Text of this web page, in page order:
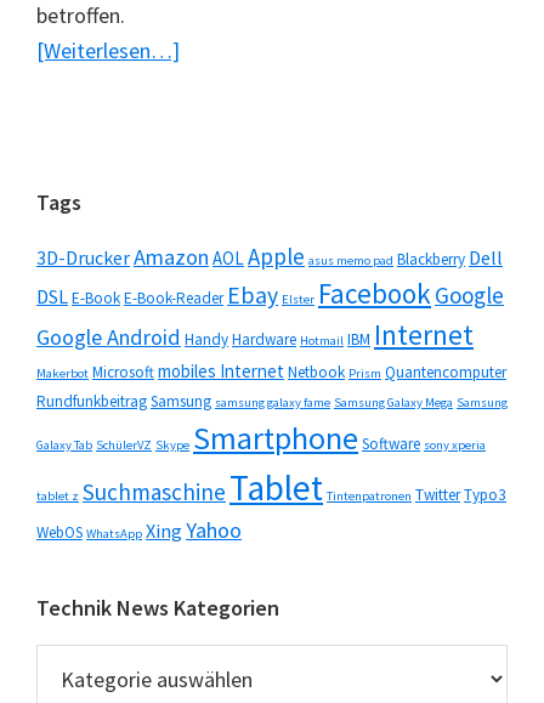
betroffen.
[Weiterlesen…]
Pflicht
Seitenspalte
Tags
3D-DruckerAmazon AOLApple asus memo pad Blackberry Dell
DSLE-BookE-Book-Reader Ebay Elster FacebookGoogle
Google Android HandyHardware Hotmail IBM Internet
Makerbot Microsoftmobiles InternetNetbook Prism Quantencomputer
RundfunkbeitragSamsung samsung galaxy fame Samsung Galaxy Mega Samsung
Galaxy Tab SchülerVZ Skype Smartphone Software sony xperia
tablet z Suchmaschine Tablet Tintenpatronen TwitterTypo3
WebOS WhatsApp XingYahoo
Technik News Kategorien
News